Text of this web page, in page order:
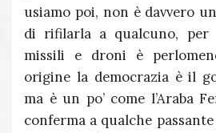
usiamo poi, non è davvero
di rifilarla a qualcuno,
missili e droni è
origine la democrazia è il
ma è un po’ come l’Araba
conferma a qualche